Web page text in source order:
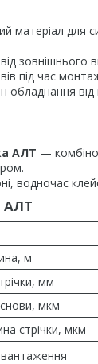
матеріал для
під час
обладнання
АЛТ —
водночас
АЛТ
м
мм
мкм
стрічки, мкм